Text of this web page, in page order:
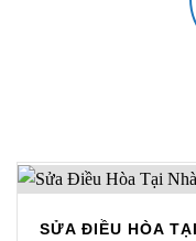
SỬA ĐIỀU HÒA